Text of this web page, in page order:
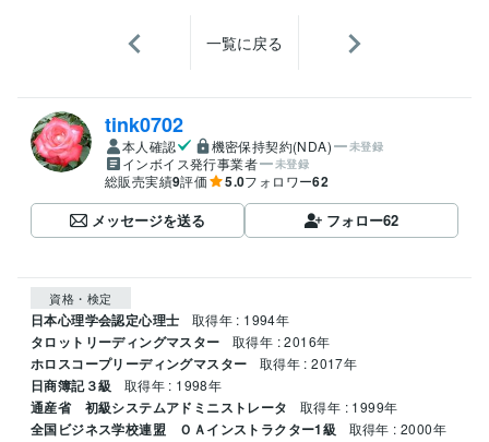
一覧に戻る
tink0702
本人確認 機密保持契約(NDA) 未登録
インボイス発行事業者 未登録
総販売実績9評価 5.0フォロワー62
メッセージを送る フォロー62
資格・検定
日本心理学会認定心理士 取得年 : 1994年
タロットリーディングマスター 取得年 : 2016年
ホロスコープリーディングマスター 取得年 : 2017年
日商簿記３級 取得年 : 1998年
通産省 初級システムアドミニストレータ 取得年 : 1999年
全国ビジネス学校連盟 ＯＡインストラクター1級 取得年 : 2000年